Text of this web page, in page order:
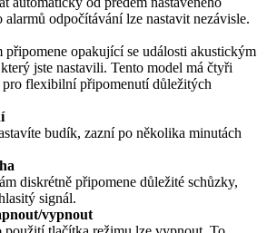
alarmů odpočítávání lze nastavit nezávisle.
připomene opakující se události akustickým
jste nastavili. Tento model má čtyři
pro flexibilní připomenutí důležitých
budík, zazní po několika minutách
diskrétně připomene důležité schůzky,
signál.
vypnout